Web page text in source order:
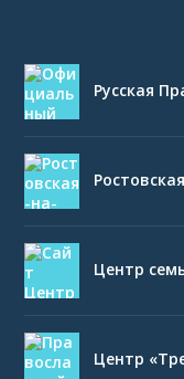
Русская
Центр
Центр